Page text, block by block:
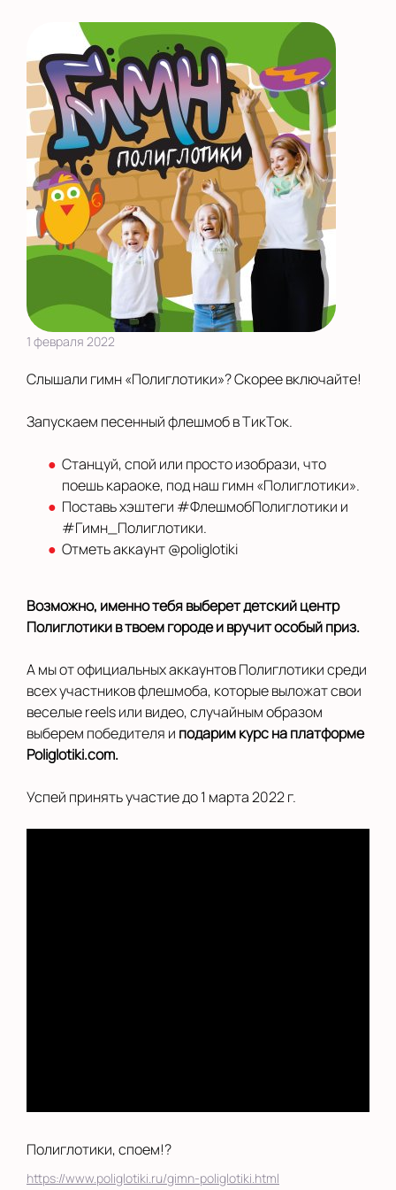
Калининград
Камышлов
Киров
Курск
Ленинградская
область
Махачкала
Москва
Московская область
Нижний Новгород
Новороссийск
Новосибирск
Новый Уренгой
Орел
Оренбург
Пермь
Салехард
Санкт-Петербург
Саратов
Смоленск
Сыктывкар
Ярославль
1 февраля 2022
Слышали гимн «Полиглотики»? Скорее включайте!
Запускаем песенный флешмоб в ТикТок.
Станцуй, спой или просто изобрази, что
поешь караоке, под наш гимн «Полиглотики».
Поставь хэштеги #ФлешмобПолиглотики и
#Гимн_Полиглотики.
Отметь аккаунт @poliglotiki
Возможно, именно тебя выберет детский центр
Полиглотики в твоем городе и вручит особый приз.
А мы от официальных аккаунтов Полиглотики среди
всех участников флешмоба, которые выложат свои
веселые reels или видео, случайным образом
выберем победителя и подарим курс на платформе
Poliglotiki.com.
Успей принять участие до 1 марта 2022 г.
Полиглотики, споем!?
https://www.poliglotiki.ru/gimn-poliglotiki.html